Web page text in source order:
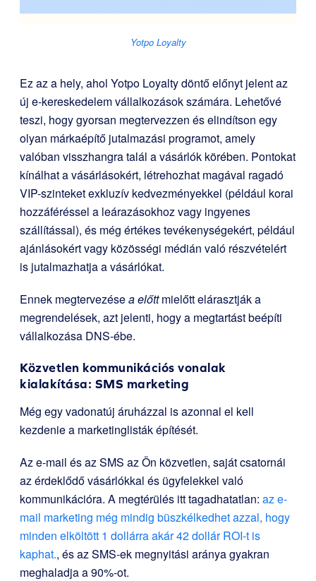
Yotpo Loyalty
Ez az a hely, ahol Yotpo Loyaltydöntő előnyt jelent az
új e-kereskedelem vállalkozások számára. Lehetővé
teszi, hogy gyorsan megtervezzen és elindítson egy
olyan márkaépítő jutalmazási programot, amely
valóban visszhangra talál a vásárlók körében. Pontokat
kínálhat a vásárlásokért, létrehozhat magával ragadó
VIP-szinteket exkluzív kedvezményekkel (például korai
hozzáféréssel a leárazásokhoz vagy ingyenes
szállítással), és még értékes tevékenységekért, például
ajánlásokért vagy közösségi médián való részvételért
is jutalmazhatja a vásárlókat.
Ennek megtervezésea előttmielőtt elárasztják a
megrendelések, azt jelenti, hogy a megtartást beépíti
vállalkozása DNS-ébe.
Közvetlen kommunikációs vonalak
kialakítása: SMS marketing
Még egy vadonatúj áruházzal is azonnal el kell
kezdenie a marketinglisták építését.
Az e-mail és az SMS az Ön közvetlen, saját csatornái
az érdeklődő vásárlókkal és ügyfelekkel való
kommunikációra. A megtérülés itt tagadhatatlan: az e-
mail marketing még mindig büszkélkedhet azzal, hogy
minden elköltött 1 dollárra akár 42 dollár ROI-t is
kaphat., és az SMS-ek megnyitási aránya gyakran
meghaladja a 90%-ot.